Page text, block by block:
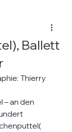
Ballett
Thierry
– an den